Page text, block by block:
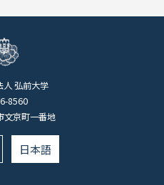
人 弘前大学
8560
文京町一番地
日本語